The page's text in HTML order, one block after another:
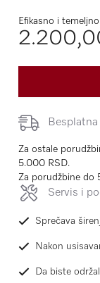
Efikasno i
Za ostale
5.000 RSD.
Za porudžbine do
Servis i
Sprečava
Nakon
Da biste